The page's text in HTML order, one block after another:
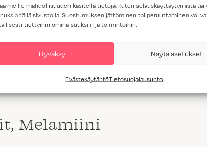
meille mahdollisuuden käsitellä tietoja, kuten selauskäyttäytymistä tai
tällä sivustolla. Suostumuksen jättäminen tai peruuttaminen voi
tiettyihin ominaisuuksiin ja toimintoihin.
Hyväksy Näytä asetukset
EvästekäytäntöTietosuojalausunto
Melamiini